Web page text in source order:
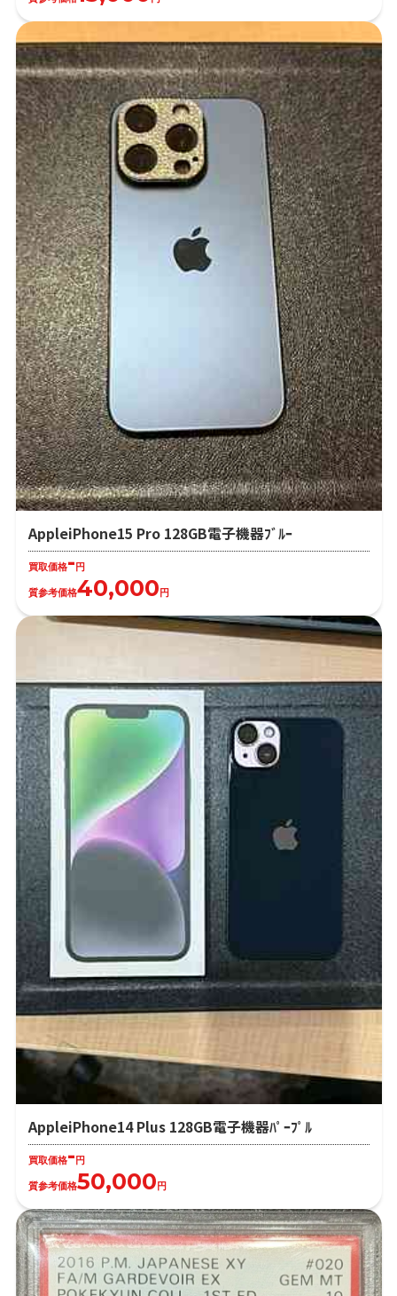
AppleiPhone15 Pro 128GB電子機器ﾌﾞﾙｰ
買取価格-円
質参考価格40,000円
AppleiPhone14 Plus 128GB電子機器ﾊﾟｰﾌﾟﾙ
買取価格- 円
質参考価格50,000 円